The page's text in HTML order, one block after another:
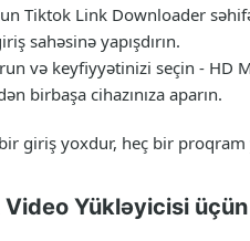
Tiktok Link Downloader
sahəsinə yapışdırın.
və keyfiyyətinizi seçin - HD
birbaşa cihazınıza aparın.
giriş yoxdur, heç bir
Yükləyicisi